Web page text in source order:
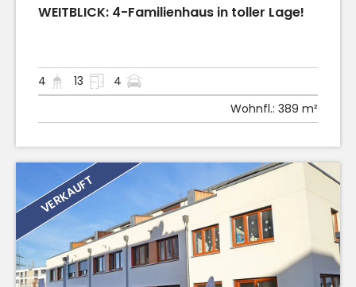
WEITBLICK: 4-Familienhaus in toller Lage!
4 13
4
Wohnfl.: 389 m²
VERKAUFT